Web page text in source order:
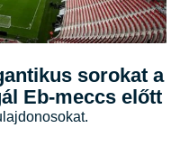
sorokat a
Eb-meccs előtt